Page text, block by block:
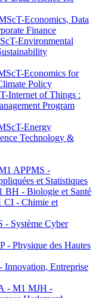
Economics, Data
Finance
Environmental
Economics for
Policy
Internet of Things :
Program
Energy
Technology &
APPMS -
et Statistiques
- Biologie et Santé
- Chimie et
- Système Cyber
- Physique des Hautes
Entreprise
- M1 MJH -